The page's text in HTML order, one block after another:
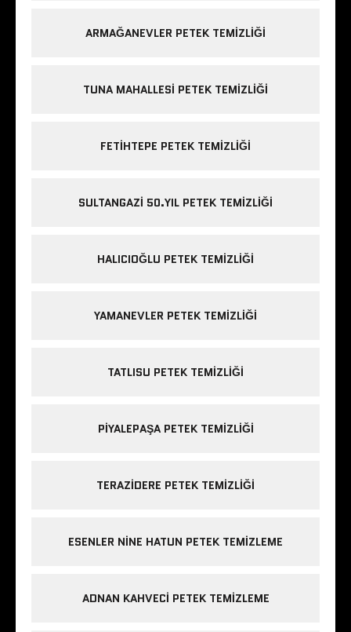
ARMAĞANEVLER PETEK TEMIZLIĞI
TUNA MAHALLESI PETEK TEMIZLIĞI
FETIHTEPE PETEK TEMIZLIĞI
SULTANGAZI 50.YIL PETEK TEMIZLIĞI
HALICIOĞLU PETEK TEMIZLIĞI
YAMANEVLER PETEK TEMIZLIĞI
TATLISU PETEK TEMIZLIĞI
PIYALEPAŞA PETEK TEMIZLIĞI
TERAZIDERE PETEK TEMIZLIĞI
ESENLER NINE HATUN PETEK TEMIZLEME
ADNAN KAHVECI PETEK TEMIZLEME